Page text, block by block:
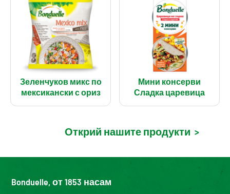
Зеленчуков микс по
мексикански с ориз
Мини консерви
Сладка царевица
Открий нашите продукти >
Bonduelle, от 1853 насам